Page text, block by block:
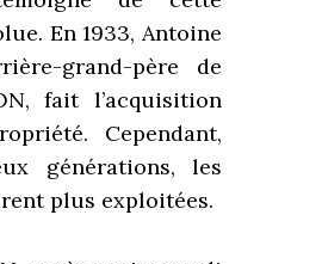
de cette
En 1933, Antoine
grand-père de
fait l’acquisition
Cependant,
générations, les
plus exploitées.